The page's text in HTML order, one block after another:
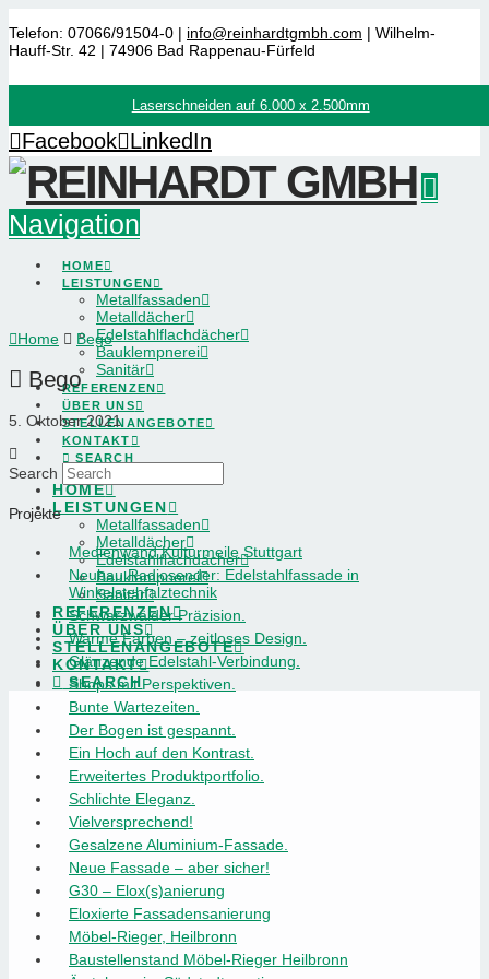
Telefon: 07066/91504-0 | info@reinhardtgmbh.com | Wilhelm-
Hauff-Str. 42 | 74906 Bad Rappenau-Fürfeld
Laserschneiden auf 6.000 x 2.500mm
Facebook LinkedIn
Navigation
HOME
LEISTUNGEN
Metallfassaden
Metalldächer
Edelstahlflachdächer
Bauklempnerei
Sanitär
REFERENZEN
ÜBER UNS
STELLENANGEBOTE
KONTAKT
SEARCH
HOME
LEISTUNGEN
Metallfassaden
Metalldächer
Edelstahlflachdächer
Bauklempnerei
Sanitär
REFERENZEN
ÜBER UNS
STELLENANGEBOTE
KONTAKT
SEARCH
Home Bego
Bego
5. Oktober 2021
Search
Projekte
Medienwand Kulturmeile Stuttgart
Neubau Radiosender: Edelstahlfassade in
Winkelstehfalztechnik
Schwarzwälder Präzision.
Warme Farben – zeitloses Design.
Glänzende Edelstahl-Verbindung.
Shops mit Perspektiven.
Bunte Wartezeiten.
Der Bogen ist gespannt.
Ein Hoch auf den Kontrast.
Erweitertes Produktportfolio.
Schlichte Eleganz.
Vielversprechend!
Gesalzene Aluminium-Fassade.
Neue Fassade – aber sicher!
G30 – Elox(s)anierung
Eloxierte Fassadensanierung
Möbel-Rieger, Heilbronn
Baustellenstand Möbel-Rieger Heilbronn